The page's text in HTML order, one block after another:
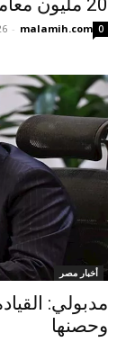
malamih.com
- 0
أخبار مصر
مدبولي:
وحصنها